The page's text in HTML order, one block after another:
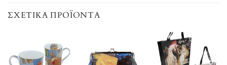
ΣΧΕΤΙΚΆ ΠΡΟΪΌΝΤΑ